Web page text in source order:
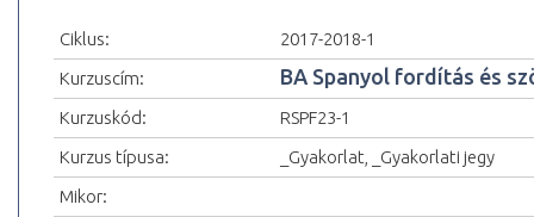
Ciklus:
2017-2018-1
Kurzuscím:
BA Spanyol fordítás és
Kurzuskód:
RSPF23-1
Kurzus típusa:
_Gyakorlat, _Gyakorlati jegy
Mikor: